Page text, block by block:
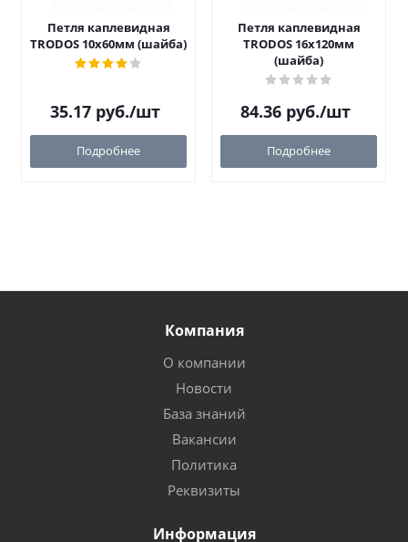
Петля каплевидная
TRODOS 10х60мм (шайба)
35.17 руб./шт
Подробнее
Петля каплевидная
TRODOS 16х120мм
(шайба)
84.36 руб./шт
Подробнее
Компания
О компании
Новости
База знаний
Вакансии
Политика
Реквизиты
Информация